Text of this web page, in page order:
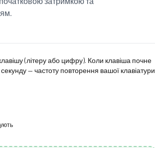
(літеру або цифру). Коли клавіша почне
— частоту повторення вашої клавіатури